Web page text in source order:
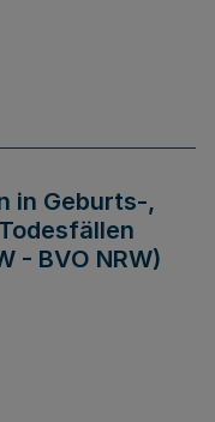
in Geburts-,
- BVO NRW)